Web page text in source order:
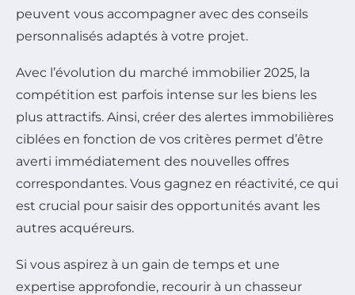
peuvent vous accompagner avec des conseils
personnalisés adaptés à votre projet.
Avec l’évolution du marché immobilier 2025, la
compétition est parfois intense sur les biens les
plus attractifs. Ainsi, créer des alertes immobilières
ciblées en fonction de vos critères permet d’être
averti immédiatement des nouvelles offres
correspondantes. Vous gagnez en réactivité, ce qui
est crucial pour saisir des opportunités avant les
autres acquéreurs.
Si vous aspirez à un gain de temps et une
expertise approfondie, recourir à un chasseur